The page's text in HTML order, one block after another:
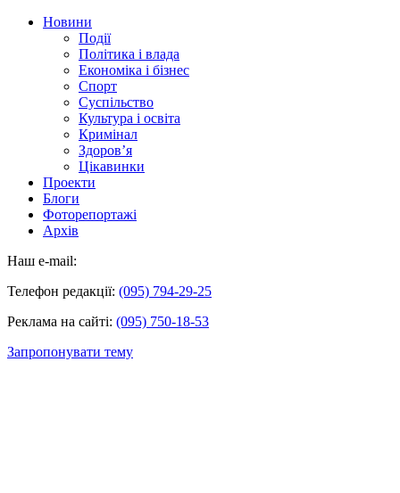
Новини
Події
Політика і влада
Економіка і бізнес
Спорт
Суспільство
Культура і освіта
Кримінал
Здоров’я
Цікавинки
Проекти
Блоги
Фоторепортажі
Архів
Наш e-mail:
Телефон редакції: (095) 794-29-25
Реклама на сайті: (095) 750-18-53
Запропонувати тему